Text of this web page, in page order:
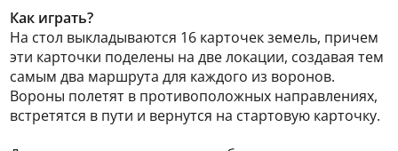
Как играть?
На стол выкладываются 16 карточек земель, причем
эти карточки поделены на две локации, создавая тем
самым два маршрута для каждого из воронов.
Вороны полетят в противоположных направлениях,
встретятся в пути и вернутся на стартовую карточку.